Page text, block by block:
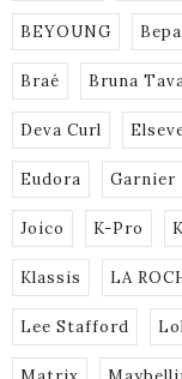
BEYOUNG
Braé Bruna
Deva Curl
Eudora Garnier
Joico K-Pro
Klassis LA
Lee Stafford